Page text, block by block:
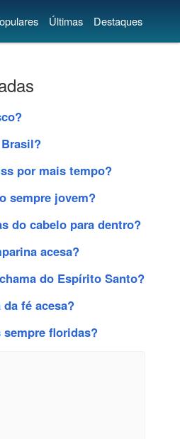
Últimas Destaques
por mais tempo?
sempre jovem?
do cabelo para dentro?
acesa?
do Espírito Santo?
fé acesa?
floridas?